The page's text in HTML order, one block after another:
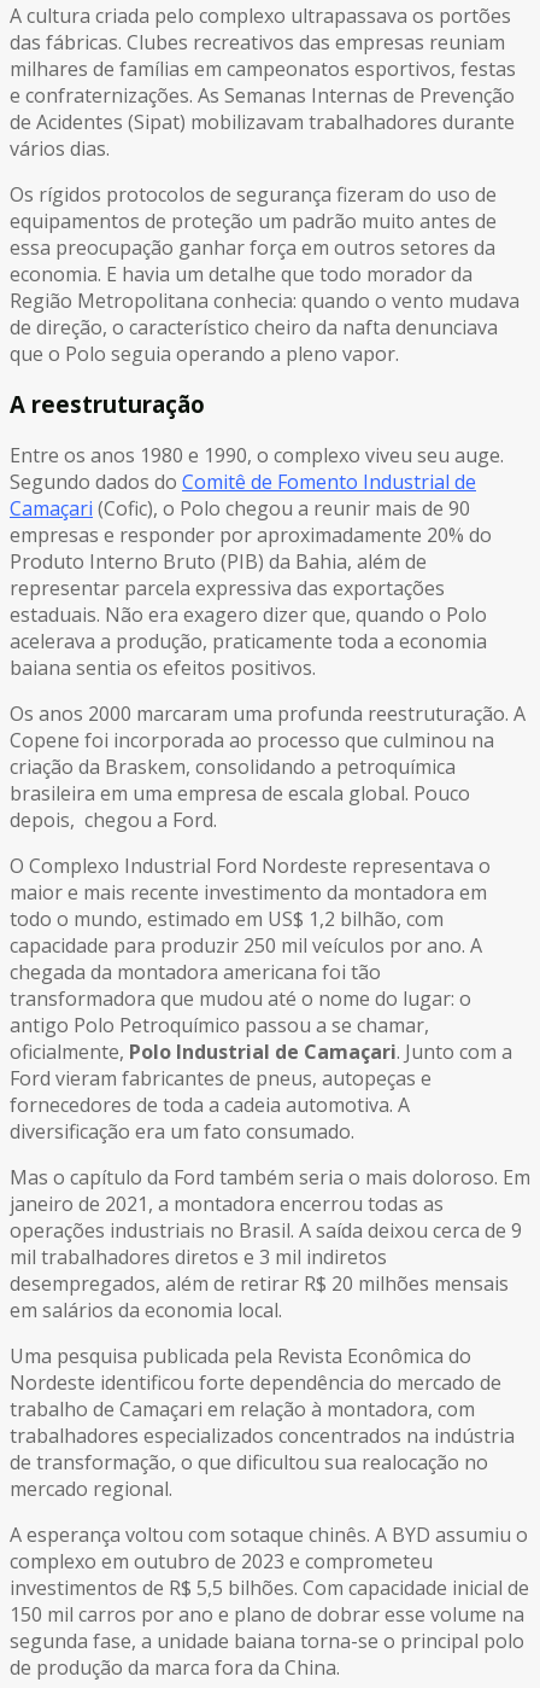
A cultura criada pelo complexo ultrapassava os portões
das fábricas. Clubes recreativos das empresas reuniam
milhares de famílias em campeonatos esportivos, festas
e confraternizações. As Semanas Internas de Prevenção
de Acidentes (Sipat) mobilizavam trabalhadores durante
vários dias.
Os rígidos protocolos de segurança fizeram do uso de
equipamentos de proteção um padrão muito antes de
essa preocupação ganhar força em outros setores da
economia. E havia um detalhe que todo morador da
Região Metropolitana conhecia: quando o vento mudava
de direção, o característico cheiro da nafta denunciava
que o Polo seguia operando a pleno vapor.
A reestruturação
Entre os anos 1980 e 1990, o complexo viveu seu auge.
Segundo dados do Comitê de Fomento Industrial de
Camaçari (Cofic), o Polo chegou a reunir mais de 90
empresas e responder por aproximadamente 20% do
Produto Interno Bruto (PIB) da Bahia, além de
representar parcela expressiva das exportações
estaduais. Não era exagero dizer que, quando o Polo
acelerava a produção, praticamente toda a economia
baiana sentia os efeitos positivos.
Os anos 2000 marcaram uma profunda reestruturação. A
Copene foi incorporada ao processo que culminou na
criação da Braskem, consolidando a petroquímica
brasileira em uma empresa de escala global. Pouco
depois, chegou a Ford.
O Complexo Industrial Ford Nordeste representava o
maior e mais recente investimento da montadora em
todo o mundo, estimado em US$ 1,2 bilhão, com
capacidade para produzir 250 mil veículos por ano. A
chegada da montadora americana foi tão
transformadora que mudou até o nome do lugar: o
antigo Polo Petroquímico passou a se chamar,
oficialmente, Polo Industrial de Camaçari. Junto com a
Ford vieram fabricantes de pneus, autopeças e
fornecedores de toda a cadeia automotiva. A
diversificação era um fato consumado.
Mas o capítulo da Ford também seria o mais doloroso. Em
janeiro de 2021, a montadora encerrou todas as
operações industriais no Brasil. A saída deixou cerca de 9
mil trabalhadores diretos e 3 mil indiretos
desempregados, além de retirar R$ 20 milhões mensais
em salários da economia local.
Uma pesquisa publicada pela Revista Econômica do
Nordeste identificou forte dependência do mercado de
trabalho de Camaçari em relação à montadora, com
trabalhadores especializados concentrados na indústria
de transformação, o que dificultou sua realocação no
mercado regional.
A esperança voltou com sotaque chinês. A BYD assumiu o
complexo em outubro de 2023 e comprometeu
investimentos de R$ 5,5 bilhões. Com capacidade inicial de
150 mil carros por ano e plano de dobrar esse volume na
segunda fase, a unidade baiana torna-se o principal polo
de produção da marca fora da China.